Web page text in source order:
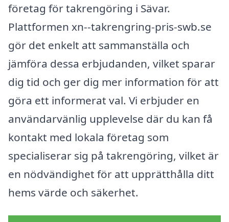
företag för takrengöring i Sävar.
Plattformen xn--takrengring-pris-swb.se
gör det enkelt att sammanställa och
jämföra dessa erbjudanden, vilket sparar
dig tid och ger dig mer information för att
göra ett informerat val. Vi erbjuder en
användarvänlig upplevelse där du kan få
kontakt med lokala företag som
specialiserar sig på takrengöring, vilket är
en nödvändighet för att upprätthålla ditt
hems värde och säkerhet.